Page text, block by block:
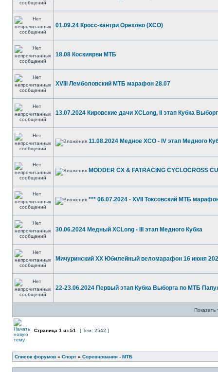
01.09.24 Кросс-кантри Орехово (ХСО)
18.08 Коскиярви МТБ
XVIII Лемболовский МТБ марафон 28.07
13.07.2024 Кировские дачи XCLong, II этап Кубка
11.08.2024 Медное XCO - IV этап Медного
MODDER CX & FATRACING CYCLOCROSS
*** 06.07.2024 - ХVII Токсовский МТБ
30.06.2024 Медный XCLong - III этап Медного Кубка
Мичуринский ХХ Юбилейный веломарафон 16 июня
22-23.06.2024 Первый этап Кубка Выборга по МТБ
Показать
Страница 1 из 51 [ Тем: 2542 ]
Список форумов » Спорт » Соревнования - МТБ